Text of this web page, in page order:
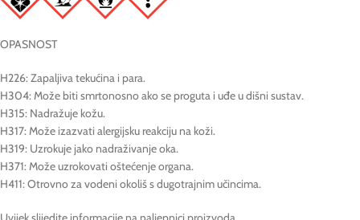
OPASNOST
H226: Zapaljiva tekućina i para.
H304: Može biti smrtonosno ako se proguta i uđe u dišni sustav.
H315: Nadražuje kožu.
H317: Može izazvati alergijsku reakciju na koži.
H319: Uzrokuje jako nadraživanje oka.
H371: Može uzrokovati oštećenje organa.
H411: Otrovno za vodeni okoliš s dugotrajnim učincima.